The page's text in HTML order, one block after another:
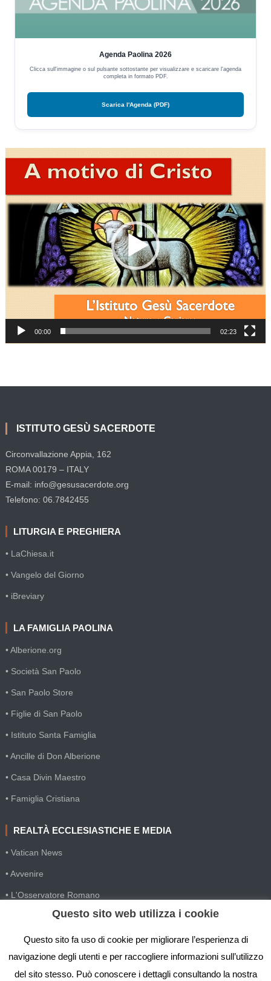
Agenda Paolina 2026
Clicca sull'immagine o sul pulsante sottostante per visualizzare e scaricare l'agenda
completa in formato PDF.
Scarica l'Agenda (PDF)
Player
00:00 02:23
ISTITUTO GESÙ SACERDOTE
Circonvallazione Appia, 162
ROMA 00179 – ITALY
E-mail: info@gesusacerdote.org
Telefono: 06.7842455
LITURGIA E PREGHIERA
• LaChiesa.it
• Vangelo del Giorno
• iBreviary
LA FAMIGLIA PAOLINA
• Alberione.org
• Società San Paolo
• San Paolo Store
• Figlie di San Paolo
• Istituto Santa Famiglia
• Ancille di Don Alberione
• Casa Divin Maestro
• Famiglia Cristiana
REALTÀ ECCLESIASTICHE E MEDIA
• Vatican News
• Avvenire
• L'Osservatore Romano
• SIR Agenzia d'informazione
• Gesuiti Villapizzone
• Settimana della Comunicazione
Questo sito web utilizza i cookie
Questo sito fa uso di cookie per migliorare l’esperienza di
navigazione degli utenti e per raccogliere informazioni sull’utilizzo
del sito stesso. Può conoscere i dettagli consultando la nostra